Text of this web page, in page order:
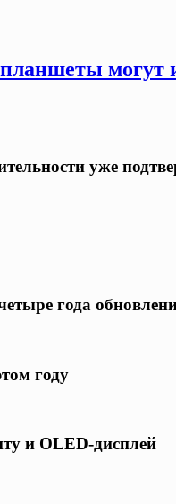
могут
уже
года
году
и OLED-дисплей